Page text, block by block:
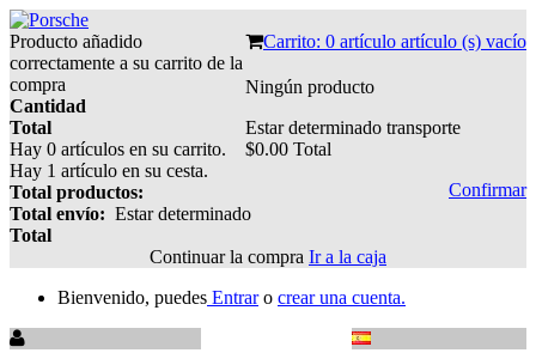
Carrito: 0 artículo artículo (s) vacío
Ningún producto
Estar determinado transporte
$0.00 Total
Confirmar
Producto añadido
correctamente a su carrito de la
compra
Cantidad
Total
Hay 0 artículos en su carrito.
Hay 1 artículo en su cesta.
Total productos:
Total envío: Estar determinado
Total
Continuar la compra Ir a la caja
Bienvenido, puedes Entraro crear una cuenta.